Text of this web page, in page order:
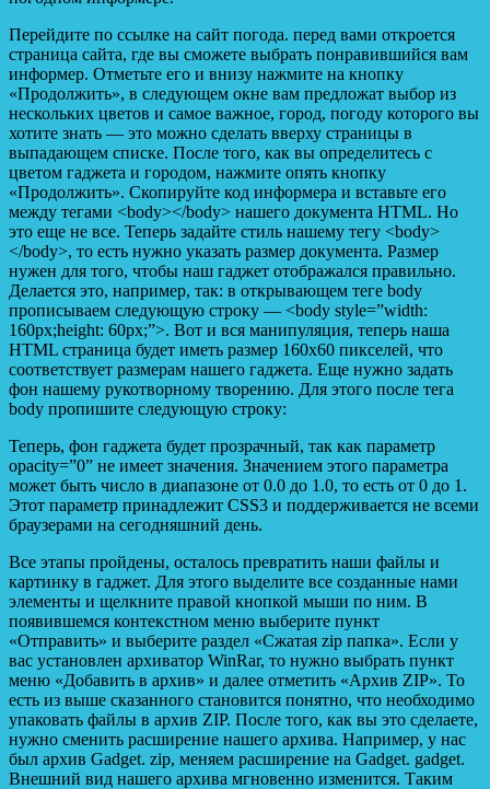
Перейдите по ссылке на сайт погода. перед вами откроется
страница сайта, где вы сможете выбрать понравившийся вам
информер. Отметьте его и внизу нажмите на кнопку
«Продолжить», в следующем окне вам предложат выбор из
нескольких цветов и самое важное, город, погоду которого вы
хотите знать — это можно сделать вверху страницы в
выпадающем списке. После того, как вы определитесь с
цветом гаджета и городом, нажмите опять кнопку
«Продолжить». Скопируйте код информера и вставьте его
между тегами <body></body> нашего документа HTML. Но
это еще не все. Теперь задайте стиль нашему тегу <body>
</body>, то есть нужно указать размер документа. Размер
нужен для того, чтобы наш гаджет отображался правильно.
Делается это, например, так: в открывающем теге body
прописываем следующую строку — <body style=”width:
160px;height: 60px;”>. Вот и вся манипуляция, теперь наша
HTML страница будет иметь размер 160х60 пикселей, что
соответствует размерам нашего гаджета. Еще нужно задать
фон нашему рукотворному творению. Для этого после тега
body пропишите следующую строку:
Теперь, фон гаджета будет прозрачный, так как параметр
opacity=”0” не имеет значения. Значением этого параметра
может быть число в диапазоне от 0.0 до 1.0, то есть от 0 до 1.
Этот параметр принадлежит CSS3 и поддерживается не всеми
браузерами на сегодняшний день.
Все этапы пройдены, осталось превратить наши файлы и
картинку в гаджет. Для этого выделите все созданные нами
элементы и щелкните правой кнопкой мыши по ним. В
появившемся контекстном меню выберите пункт
«Отправить» и выберите раздел «Сжатая zip папка». Если у
вас установлен архиватор WinRar, то нужно выбрать пункт
меню «Добавить в архив» и далее отметить «Архив ZIP». То
есть из выше сказанного становится понятно, что необходимо
упаковать файлы в архив ZIP. После того, как вы это сделаете,
нужно сменить расширение нашего архива. Например, у нас
был архив Gadget. zip, меняем расширение на Gadget. gadget.
Внешний вид нашего архива мгновенно изменится. Таким